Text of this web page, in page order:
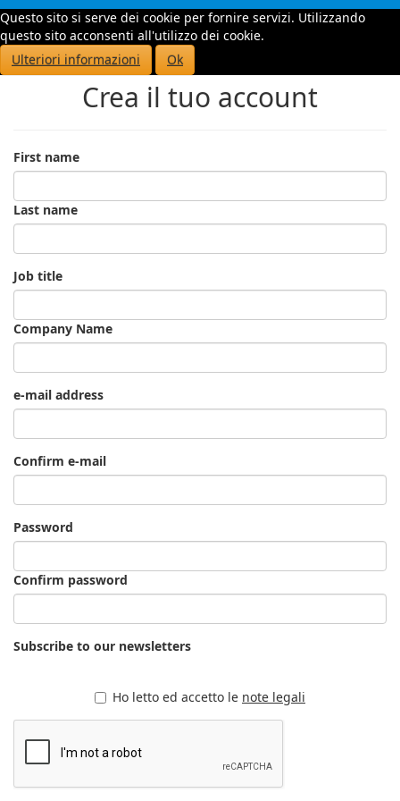
Questo sito si serve dei cookie per fornire servizi. Utilizzando
questo sito acconsenti all'utilizzo dei cookie.
Ulteriori informazioni
Ok
Toggle
Crea il tuo account
First name
Last name
Job title
Company Name
e-mail address
Confirm e-mail
Password
Confirm password
Subscribe to our newsletters
Ho letto ed accetto le note legali